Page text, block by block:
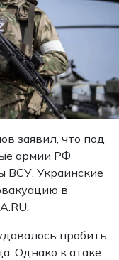
заявил, что под
армии РФ
ВСУ. Украинские
в
пробить
Однако к атаке